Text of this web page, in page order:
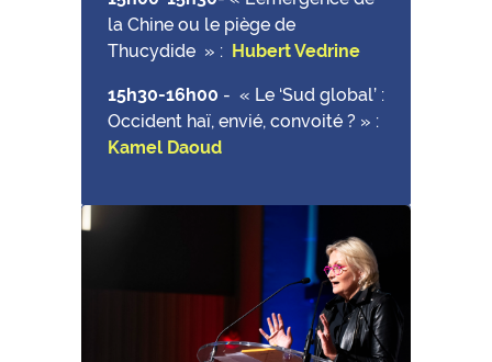
la Chine ou le piège de
Thucydide » : Hubert Vedrine
15h30-16h00 - « Le ‘Sud global’ :
Occident haï, envié, convoité ? » :
Kamel Daoud